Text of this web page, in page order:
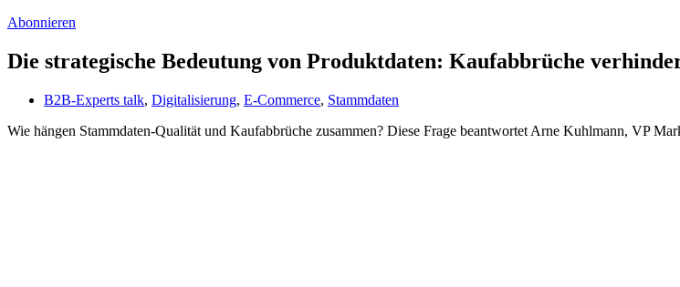
Abonnieren
Die strategische Bedeutung von Produktdaten: Kaufabbrüche
B2B-Experts talk, Digitalisierung, E-Commerce, Stammdaten
Wie hängen Stammdaten-Qualität und Kaufabbrüche zusammen? Diese Frage beantwortet Arne Kuhlmann, VP